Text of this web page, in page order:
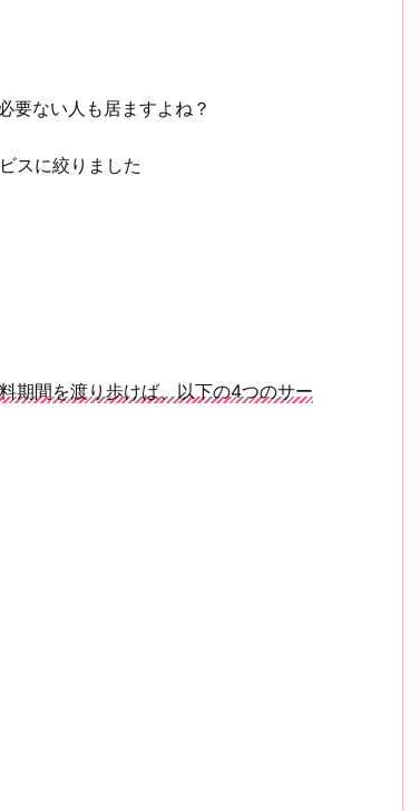
要ない人も居ますよね？
スに絞りました
期間を渡り歩けば、以下の4つのサー